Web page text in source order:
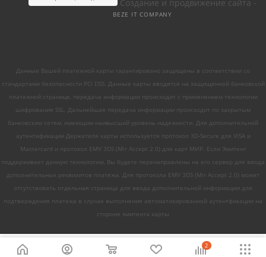
Создание и продвижение сайта -
BEZE IT COMPANY
Данные Вашей платежной карты гарантировано защищены в соответствии со
стандартами безопасности PCI DSS. Данные карты вводятся на защищенной банковской
платежной странице, передача информации происходит с применением технологии
шифрования SSL. Дальнейшая передача информации происходит по закрытым
банковским сетям, имеющим наивысший уровень надежности. Для дополнительной
аутентификации Держателя карты используется протокол 3D-Secure для VISA и
Mastercard и протокол EMV 3DS (Mir Accept 2.0) для карт МИР. Если Эмитент
поддерживает данную технологию, Вы будете перенаправлены на его сервер для ввода
дополнительных реквизитов платежа. Для протокола EMV 3DS (Mir Accept 2.0) может
отсутствовать отдельная страница для ввода дополнительной информации для
подтверждения платежа в случае выполнения автоматизированной аутентфикации на
стороне эмитента карты
2